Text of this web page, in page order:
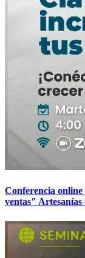
Conferencia
ventas" Artesanías